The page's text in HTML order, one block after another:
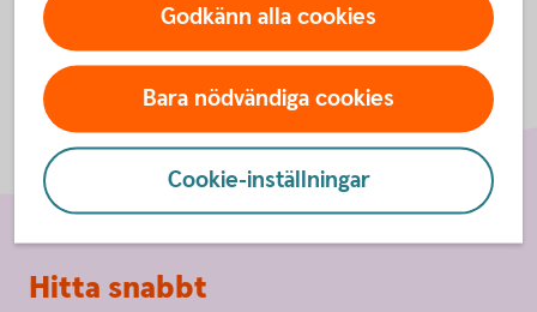
Godkänn alla cookies
Bara nödvändiga cookies
Cookie-inställningar
Sidfot
Hitta snabbt